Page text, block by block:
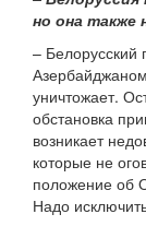
но она также
– Белорусский
уничтожает.
обстановка
возникает
которые не
положение об
Надо